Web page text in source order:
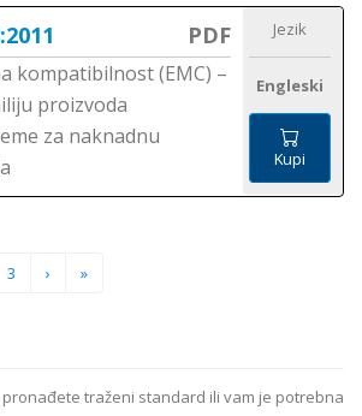
PDF
kompatibilnost (EMC) –
proizvoda
za naknadnu
Jezik
Engleski
Kupi
3 › »
traženi standard ili vam je potrebna